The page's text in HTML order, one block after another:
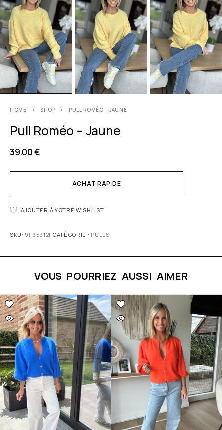
HOME SHOP PULL ROMÉO – JAUNE
Pull Roméo – Jaune
39.00€
ACHAT RAPIDE
AJOUTER À VOTRE WISHLIST
SKU: 9F95912FCATÉGORIE : PULLS
VOUS POURRIEZ AUSSI AIMER